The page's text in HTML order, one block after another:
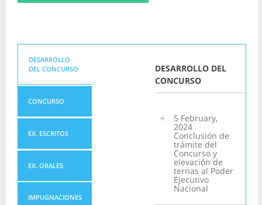
DESARROLLO
DEL CONCURSO
CONCURSO
EX. ESCRITOS
EX. ORALES
IMPUGNACIONES
DESARROLLO DEL
CONCURSO
5 February,
2024
Conclusión de
trámite del
Concurso y
elevación de
ternas al Poder
Ejecutivo
Nacional